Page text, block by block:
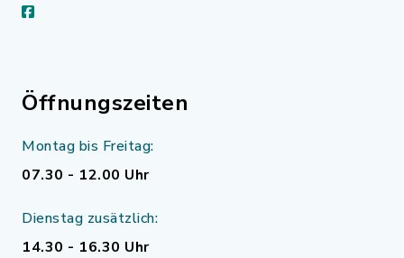
facebook
Öffnungszeiten
Montag bis Freitag:
07.30 - 12.00 Uhr
Dienstag zusätzlich:
14.30 - 16.30 Uhr